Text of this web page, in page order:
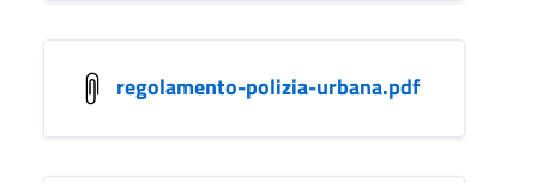
regolamento-polizia-urbana.pdf